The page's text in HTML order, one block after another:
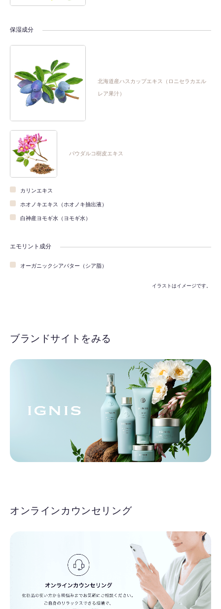
保湿成分
北海道産ハスカップエキス（ロニセラカエル
レア果汁）
パウダルコ樹皮エキス
カリンエキス
ホオノキエキス（ホオノキ抽出液）
白神産ヨモギ水（ヨモギ水）
エモリント成分
オーガニックシアバター（シア脂）
イラストはイメージです。
ブランドサイトをみる
オンラインカウンセリング